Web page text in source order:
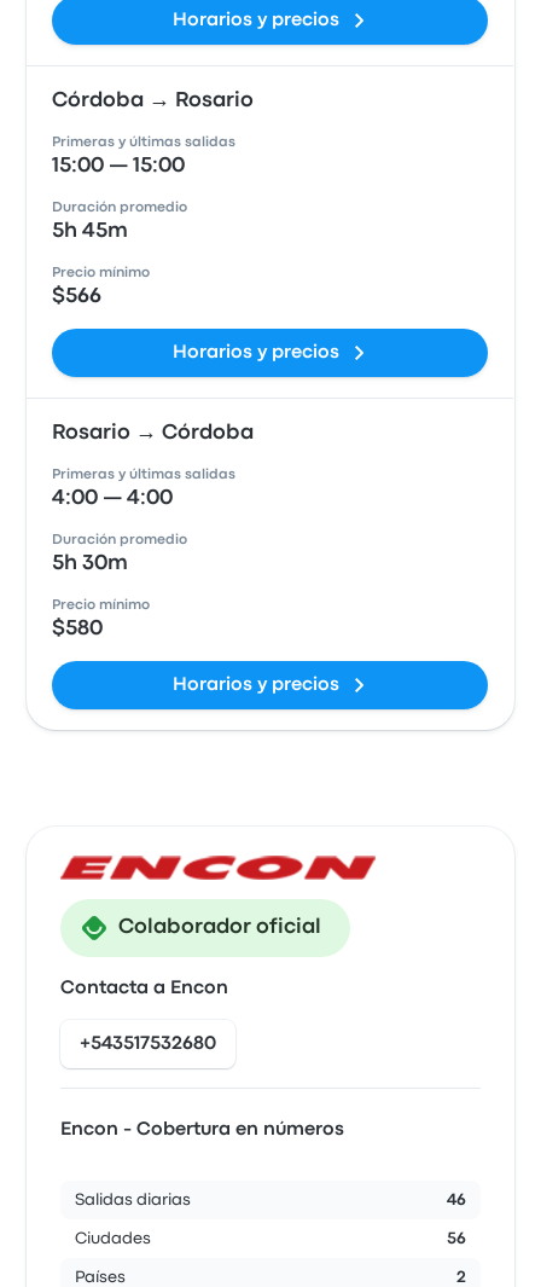
Horarios y precios
Córdoba → Rosario
Primeras y últimas salidas
15:00 — 15:00
Duración promedio
5h 45m
Precio mínimo
$566
Horarios y precios
Rosario → Córdoba
Primeras y últimas salidas
4:00 — 4:00
Duración promedio
5h 30m
Precio mínimo
$580
Horarios y precios
Colaborador oficial
Contacta a Encon
+543517532680
Encon - Cobertura en números
Salidas diarias 46
Ciudades 56
Países 2